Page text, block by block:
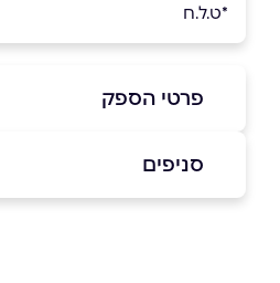
*ט.ל.ח
פרטי הספק
באתר בפייסבוק
סניפים